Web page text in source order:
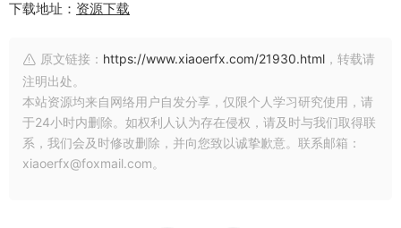
下载地址： 资源下载
原文链接： https://www.xiaoerfx.com/21930.html ，转载请
注明出处。
本站资源均来自网络用户自发分享，仅限个人学习研究使用，请
于24小时内删除。如权利人认为存在侵权，请及时与我们取得联
系，我们会及时修改删除，并向您致以诚挚歉意。联系邮箱：
xiaoerfx@foxmail.com。